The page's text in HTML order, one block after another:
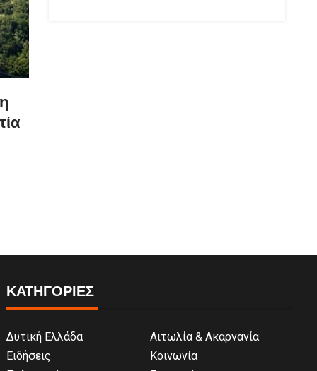
ΚΑΤΗΓΟΡΙΕΣ
Δυτική Ελλάδα
Αιτωλία & Ακαρνανία
Ειδήσεις
Κοινωνία